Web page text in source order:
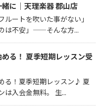
に｜天理楽器 郡山店
ルートを吹いた事がない」
は不安」——そんな方...
る！ 夏季短期レッスン受
る！夏季短期レッスン♪ 夏
は入会金無料。 生...